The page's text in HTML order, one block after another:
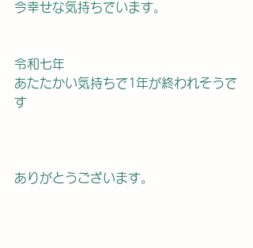
今幸せな気持ちでいます。
令和七年
あたたかい気持ちで1年が終われそうで
す
ありがとうございます。